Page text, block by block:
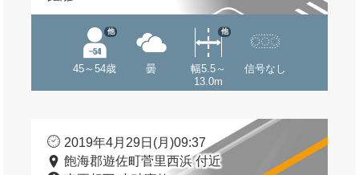
45～54歳
他
曇
幅5.5～
13.0m
他
信号なし
2019年4月29日(月)09:37
飽海郡遊佐町菅里西浜 付近